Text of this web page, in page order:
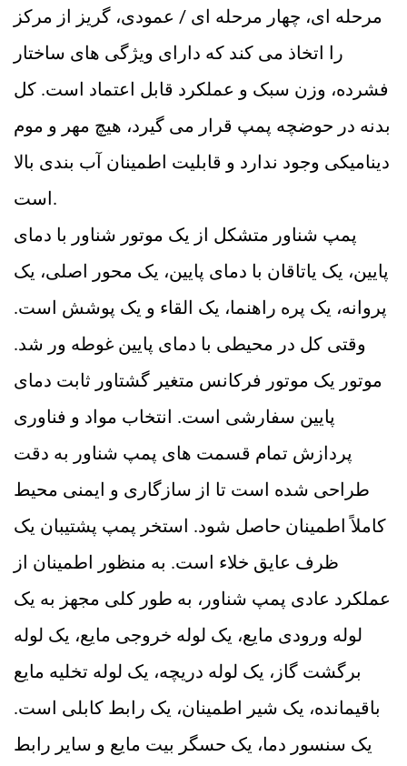
مرحله ای، چهار مرحله ای / عمودی، گریز از مرکز
را اتخاذ می کند که دارای ویژگی های ساختار
فشرده، وزن سبک و عملکرد قابل اعتماد است. کل
بدنه در حوضچه پمپ قرار می گیرد، هیچ مهر و موم
دینامیکی وجود ندارد و قابلیت اطمینان آب بندی بالا
است.
پمپ شناور متشکل از یک موتور شناور با دمای
پایین، یک یاتاقان با دمای پایین، یک محور اصلی، یک
پروانه، یک پره راهنما، یک القاء و یک پوشش است.
وقتی کل در محیطی با دمای پایین غوطه ور شد.
موتور یک موتور فرکانس متغیر گشتاور ثابت دمای
پایین سفارشی است. انتخاب مواد و فناوری
پردازش تمام قسمت های پمپ شناور به دقت
طراحی شده است تا از سازگاری و ایمنی محیط
کاملاً اطمینان حاصل شود. استخر پمپ پشتیبان یک
ظرف عایق خلاء است. به منظور اطمینان از
عملکرد عادی پمپ شناور، به طور کلی مجهز به یک
لوله ورودی مایع، یک لوله خروجی مایع، یک لوله
برگشت گاز، یک لوله دریچه، یک لوله تخلیه مایع
باقیمانده، یک شیر اطمینان، یک رابط کابلی است.
یک سنسور دما، یک حسگر بیت مایع و سایر رابط